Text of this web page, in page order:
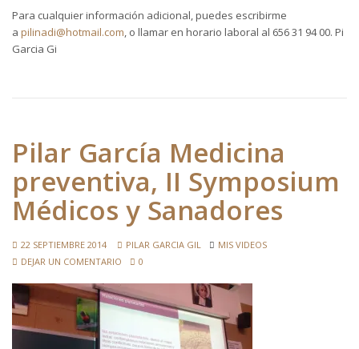
Para cualquier información adicional, puedes escribirme
a pilinadi@hotmail.com, o llamar en horario laboral al 656 31 94 00. Pi
Garcia Gi
Pilar García Medicina
preventiva, II Symposium
Médicos y Sanadores
22 SEPTIEMBRE 2014 PILAR GARCIA GIL
MIS VIDEOS
DEJAR UN COMENTARIO
0